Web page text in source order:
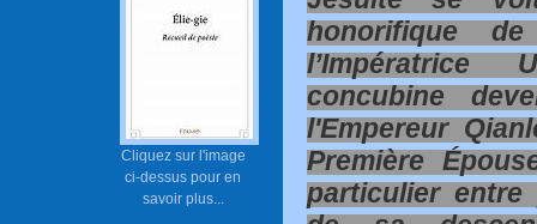
Cliquez sur l'image
ci-dessus pour en
savoir plus...
honorifique
l’Impératrice
concubine
l'Empereur
Première
particulier entre